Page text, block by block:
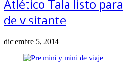
Atlético Tala listo
de visitante
diciembre 5, 2014